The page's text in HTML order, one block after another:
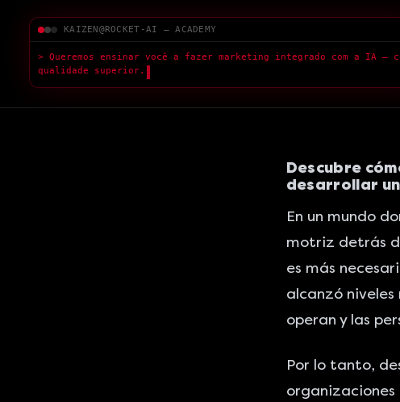
KAIZEN@ROCKET-AI — ACADEMY
> Queremos ensinar você a fazer marketing integrado com a IA —
qualidade superior.
Descubre
desarrollar
En un mundo
motriz detrás
es más
alcanzó
operan y las
Por lo tanto,
organizaciones